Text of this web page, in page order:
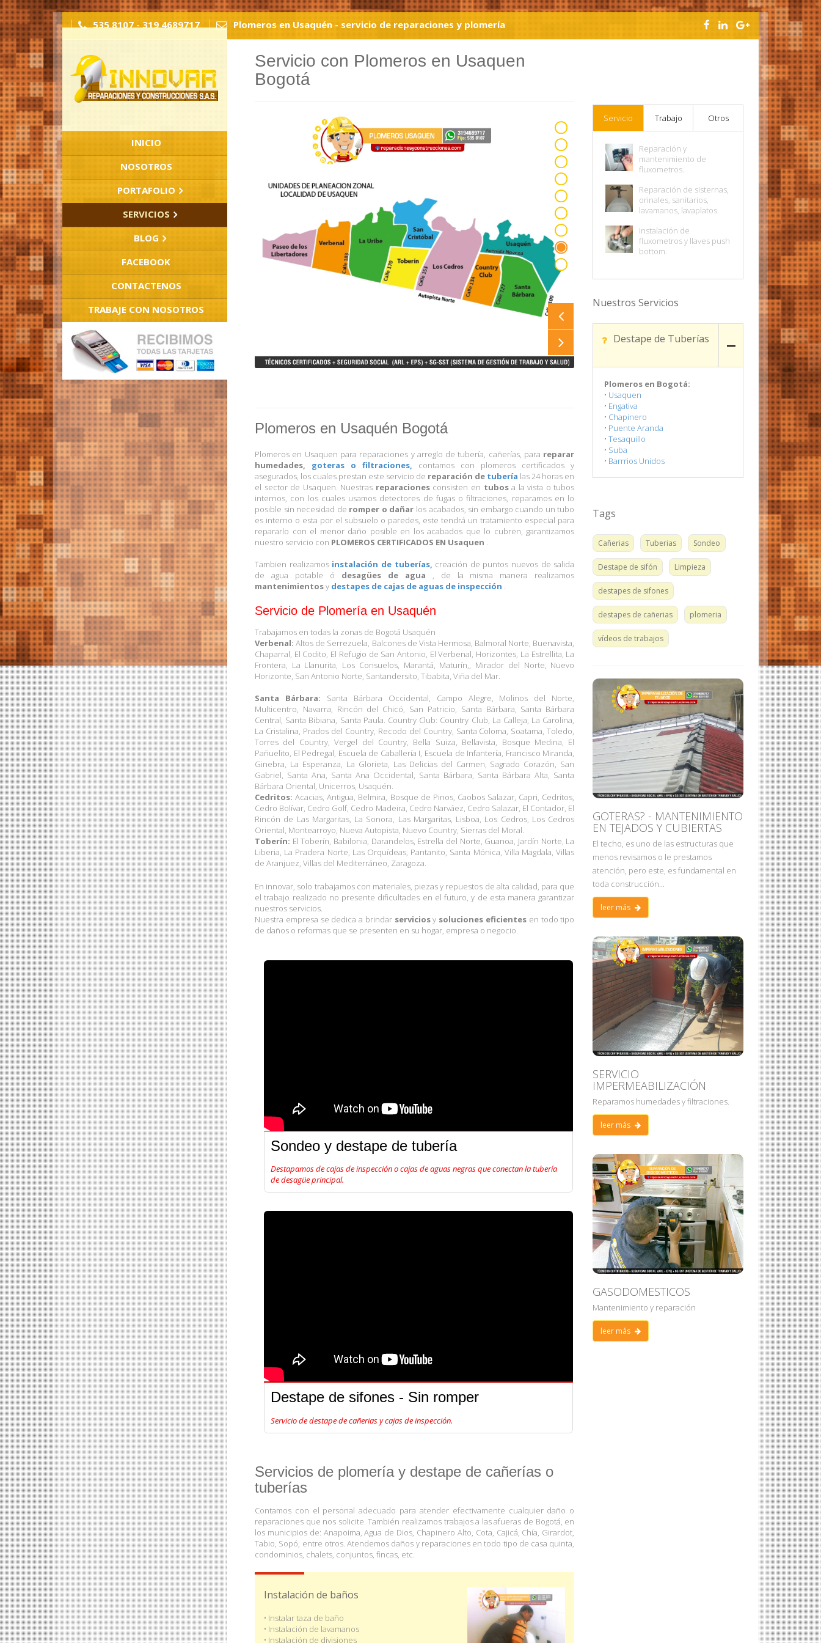
">">
535 8107 - 319 4689717 Plomeros en Usaquén - servicio de reparaciones y plomería
INICIO
NOSOTROS
PORTAFOLIO
SERVICIOS
BLOG
FACEBOOK
CONTACTENOS
TRABAJE CON NOSOTROS
Servicio con Plomeros en Usaquen
Bogotá
Plomeros en Usaquén Bogotá
Plomeros en Usaquen para reparaciones y arreglo de tubería, cañerías, para reparar
humedades, goteras o filtraciones,
contamos con plomeros certificados y
asegurados, los cuales prestan este servicio de reparación de tubería las 24 horas en
el sector de Usaquen. Nuestras reparaciones consisten en tubosa la vista o tubos
internos, con los cuales usamos detectores de fugas o filtraciones, reparamos en lo
posible sin necesidad de romper o dañar los acabados, sin embargo cuando un tubo
es interno o esta por el subsuelo o paredes, este tendrá un tratamiento especial para
repararlo con el menor daño posible en los acabados que lo cubren, garantizamos
nuestro servicio con PLOMEROS CERTIFICADOS EN Usaquen .
Tambien realizamos instalación de tuberías, creación de puntos nuevos de salida
de agua potable ó desagües de agua , de la misma manera realizamos
mantenimientosy destapes de cajas de aguas de inspección .
Servicio de Plomería en Usaquén
Trabajamos en todas la zonas de Bogotá Usaquén
Verbenal: Altos de Serrezuela, Balcones de Vista Hermosa, Balmoral Norte, Buenavista,
Chaparral, El Codito, El Refugio de San Antonio, El Verbenal, Horizontes, La Estrellita, La
Frontera, La Llanurita, Los Consuelos, Marantá, Maturín,, Mirador del Norte, Nuevo
Horizonte, San Antonio Norte, Santandersito, Tibabita, Viña del Mar.
Santa Bárbara: Santa Bárbara Occidental, Campo Alegre, Molinos del Norte,
Multicentro, Navarra, Rincón del Chicó, San Patricio, Santa Bárbara, Santa Bárbara
Central, Santa Bibiana, Santa Paula. Country Club: Country Club, La Calleja, La Carolina,
La Cristalina, Prados del Country, Recodo del Country, Santa Coloma, Soatama, Toledo,
Torres del Country, Vergel del Country, Bella Suiza, Bellavista, Bosque Medina, El
Pañuelito, El Pedregal, Escuela de Caballería I, Escuela de Infantería, Francisco Miranda,
Ginebra, La Esperanza, La Glorieta, Las Delicias del Carmen, Sagrado Corazón, San
Gabriel, Santa Ana, Santa Ana Occidental, Santa Bárbara, Santa Bárbara Alta, Santa
Bárbara Oriental, Unicerros, Usaquén.
Cedritos: Acacias, Antigua, Belmira, Bosque de Pinos, Caobos Salazar, Capri, Cedritos,
Cedro Bolívar, Cedro Golf, Cedro Madeira, Cedro Narváez, Cedro Salazar, El Contador, El
Rincón de Las Margaritas, La Sonora, Las Margaritas, Lisboa, Los Cedros, Los Cedros
Oriental, Montearroyo, Nueva Autopista, Nuevo Country, Sierras del Moral.
Toberín: El Toberín, Babilonia, Darandelos, Estrella del Norte, Guanoa, Jardín Norte, La
Liberia, La Pradera Norte, Las Orquídeas, Pantanito, Santa Mónica, Villa Magdala, Villas
de Aranjuez, Villas del Mediterráneo, Zaragoza.
En innovar, solo trabajamos con materiales, piezas y repuestos de alta calidad, para que
el trabajo realizado no presente dificultades en el futuro, y de esta manera garantizar
nuestros servicios.
Nuestra empresa se dedica a brindar serviciosy soluciones eficientes en todo tipo
de daños o reformas que se presenten en su hogar, empresa o negocio.
Sondeo y destape de tubería
Destapamos de cajas de inspección o cajas de aguas negras que conectan la tubería
de desagüe principal.
Destape de sifones - Sin romper
Servicio de destape de cañerias y cajas de inspección.
Servicios de plomería y destape de cañerías o
tuberías
Contamos con el personal adecuado para atender efectivamente cualquier daño o
reparaciones que nos solicite. También realizamos trabajos a las afueras de Bogotá, en
los municipios de: Anapoima, Agua de Dios, Chapinero Alto, Cota, Cajicá, Chía, Girardot,
Tabio, Sopó, entre otros. Atendemos daños y reparaciones en todo tipo de casa quinta,
condominios, chalets, conjuntos, fincas, etc.
Instalación de baños
• Instalar taza de baño
• Instalación de lavamanos
• Instalación de divisiones
Servicio Trabajo Otros
Reparación y
mantenimiento de
fluxometros.
Reparación de sisternas,
orinales, sanitarios,
lavamanos, lavaplatos.
Instalación de
fluxometros y llaves push
bottom.
Nuestros Servicios
Destape de Tuberías
Plomeros en Bogotá:
• Usaquen
• Engativa
• Chapinero
• Puente Aranda
•Tesaquillo
• Suba
• Barrrios Unidos
Tags
Cañerias Tuberias Sondeo
Destape de sifón Limpieza
destapes de sifones
destapes de cañerias plomeria
vídeos de trabajos
GOTERAS? - MANTENIMIENTO
EN TEJADOS Y CUBIERTAS
El techo, es uno de las estructuras que
menos revisamos o le prestamos
atención, pero este, es fundamental en
toda construcción...
leer más
SERVICIO
IMPERMEABILIZACIÓN
Reparamos humedades y filtraciones.
leer más
GASODOMESTICOS
Mantenimiento y reparación
leer más